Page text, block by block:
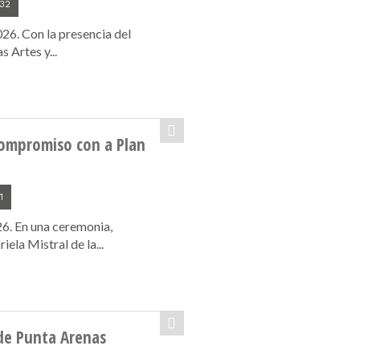
Con la presencia del
Artes y...
con a Plan
En una ceremonia,
Mistral de la...
Punta Arenas